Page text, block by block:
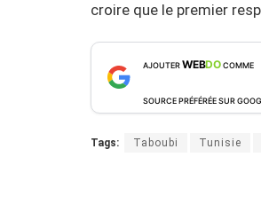
croire que le premier
AJOUTERWEBDOCOMME
SOURCE PRÉFÉRÉE SUR
Tags: Taboubi Tunisie